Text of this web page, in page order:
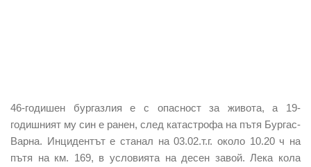
46-годишен бургазлия е с опасност за живота, а 19-
годишният му син е ранен, след катастрофа на пътя Бургас-
Варна. Инцидентът е станал на 03.02.т.г. около 10.20 ч на
пътя на км. 169, в условията на десен завой. Лека кола